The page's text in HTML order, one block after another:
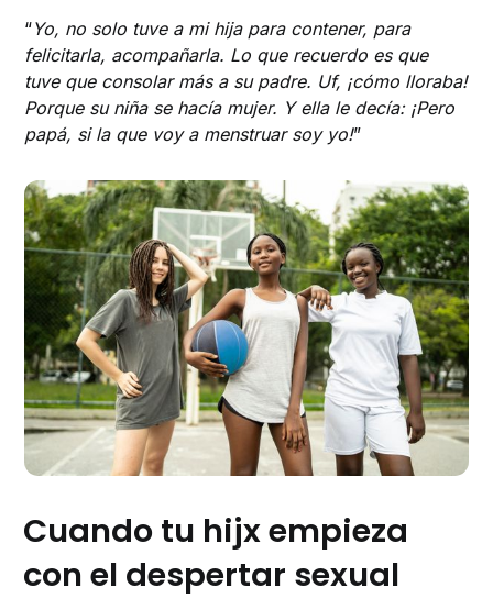
“Yo, no solo tuve a mi hija para contener, para
felicitarla, acompañarla. Lo que recuerdo es que
tuve que consolar más a su padre. Uf, ¡cómo lloraba!
Porque su niña se hacía mujer. Y ella le decía: ¡Pero
papá, si la que voy a menstruar soy yo!”
Cuando tu hijx empieza
con el despertar sexual